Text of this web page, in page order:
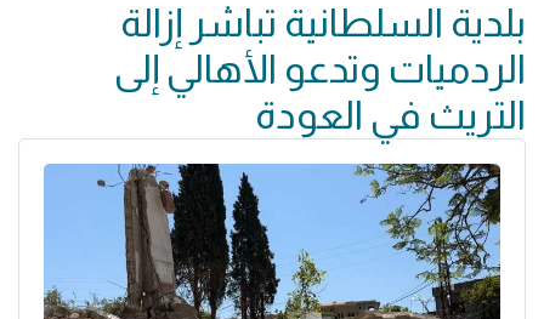
بلدية السلطانية تباشر إزالة
الردميات وتدعو الأهالي إلى
التريث في العودة